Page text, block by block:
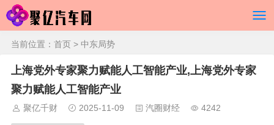
当前位置： 首页 > 中东局势
上海党外专家聚力赋能人工智能产业,上海党外专家
聚力赋能人工智能产业
聚亿千财 2025-11-09 汽圈财经 4242